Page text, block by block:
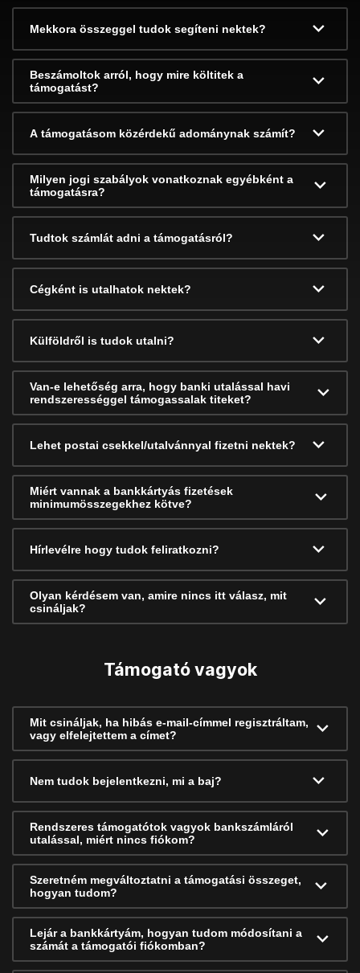
Mekkora összeggel tudok segíteni nektek?
Beszámoltok arról, hogy mire költitek a
támogatást?
A támogatásom közérdekű adománynak számít?
Milyen jogi szabályok vonatkoznak egyébként a
támogatásra?
Tudtok számlát adni a támogatásról?
Cégként is utalhatok nektek?
Külföldről is tudok utalni?
Van-e lehetőség arra, hogy banki utalással havi
rendszerességgel támogassalak titeket?
Lehet postai csekkel/utalvánnyal fizetni nektek?
Miért vannak a bankkártyás fizetések
minimumösszegekhez kötve?
Hírlevélre hogy tudok feliratkozni?
Olyan kérdésem van, amire nincs itt válasz, mit
csináljak?
Támogató vagyok
Mit csináljak, ha hibás e-mail-címmel regisztráltam,
vagy elfelejtettem a címet?
Nem tudok bejelentkezni, mi a baj?
Rendszeres támogatótok vagyok bankszámláról
utalással, miért nincs fiókom?
Szeretném megváltoztatni a támogatási összeget,
hogyan tudom?
Lejár a bankkártyám, hogyan tudom módosítani a
számát a támogatói fiókomban?